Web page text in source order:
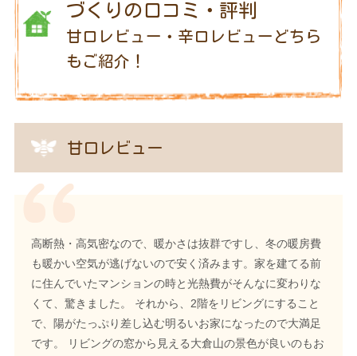
づくりの口コミ・評判
甘口レビュー・辛口レビューどちら
もご紹介！
甘口レビュー
高断熱・高気密なので、暖かさは抜群ですし、冬の暖房費
も暖かい空気が逃げないので安く済みます。家を建てる前
に住んでいたマンションの時と光熱費がそんなに変わりな
くて、驚きました。 それから、2階をリビングにすること
で、陽がたっぷり差し込む明るいお家になったので大満足
です。 リビングの窓から見える大倉山の景色が良いのもお